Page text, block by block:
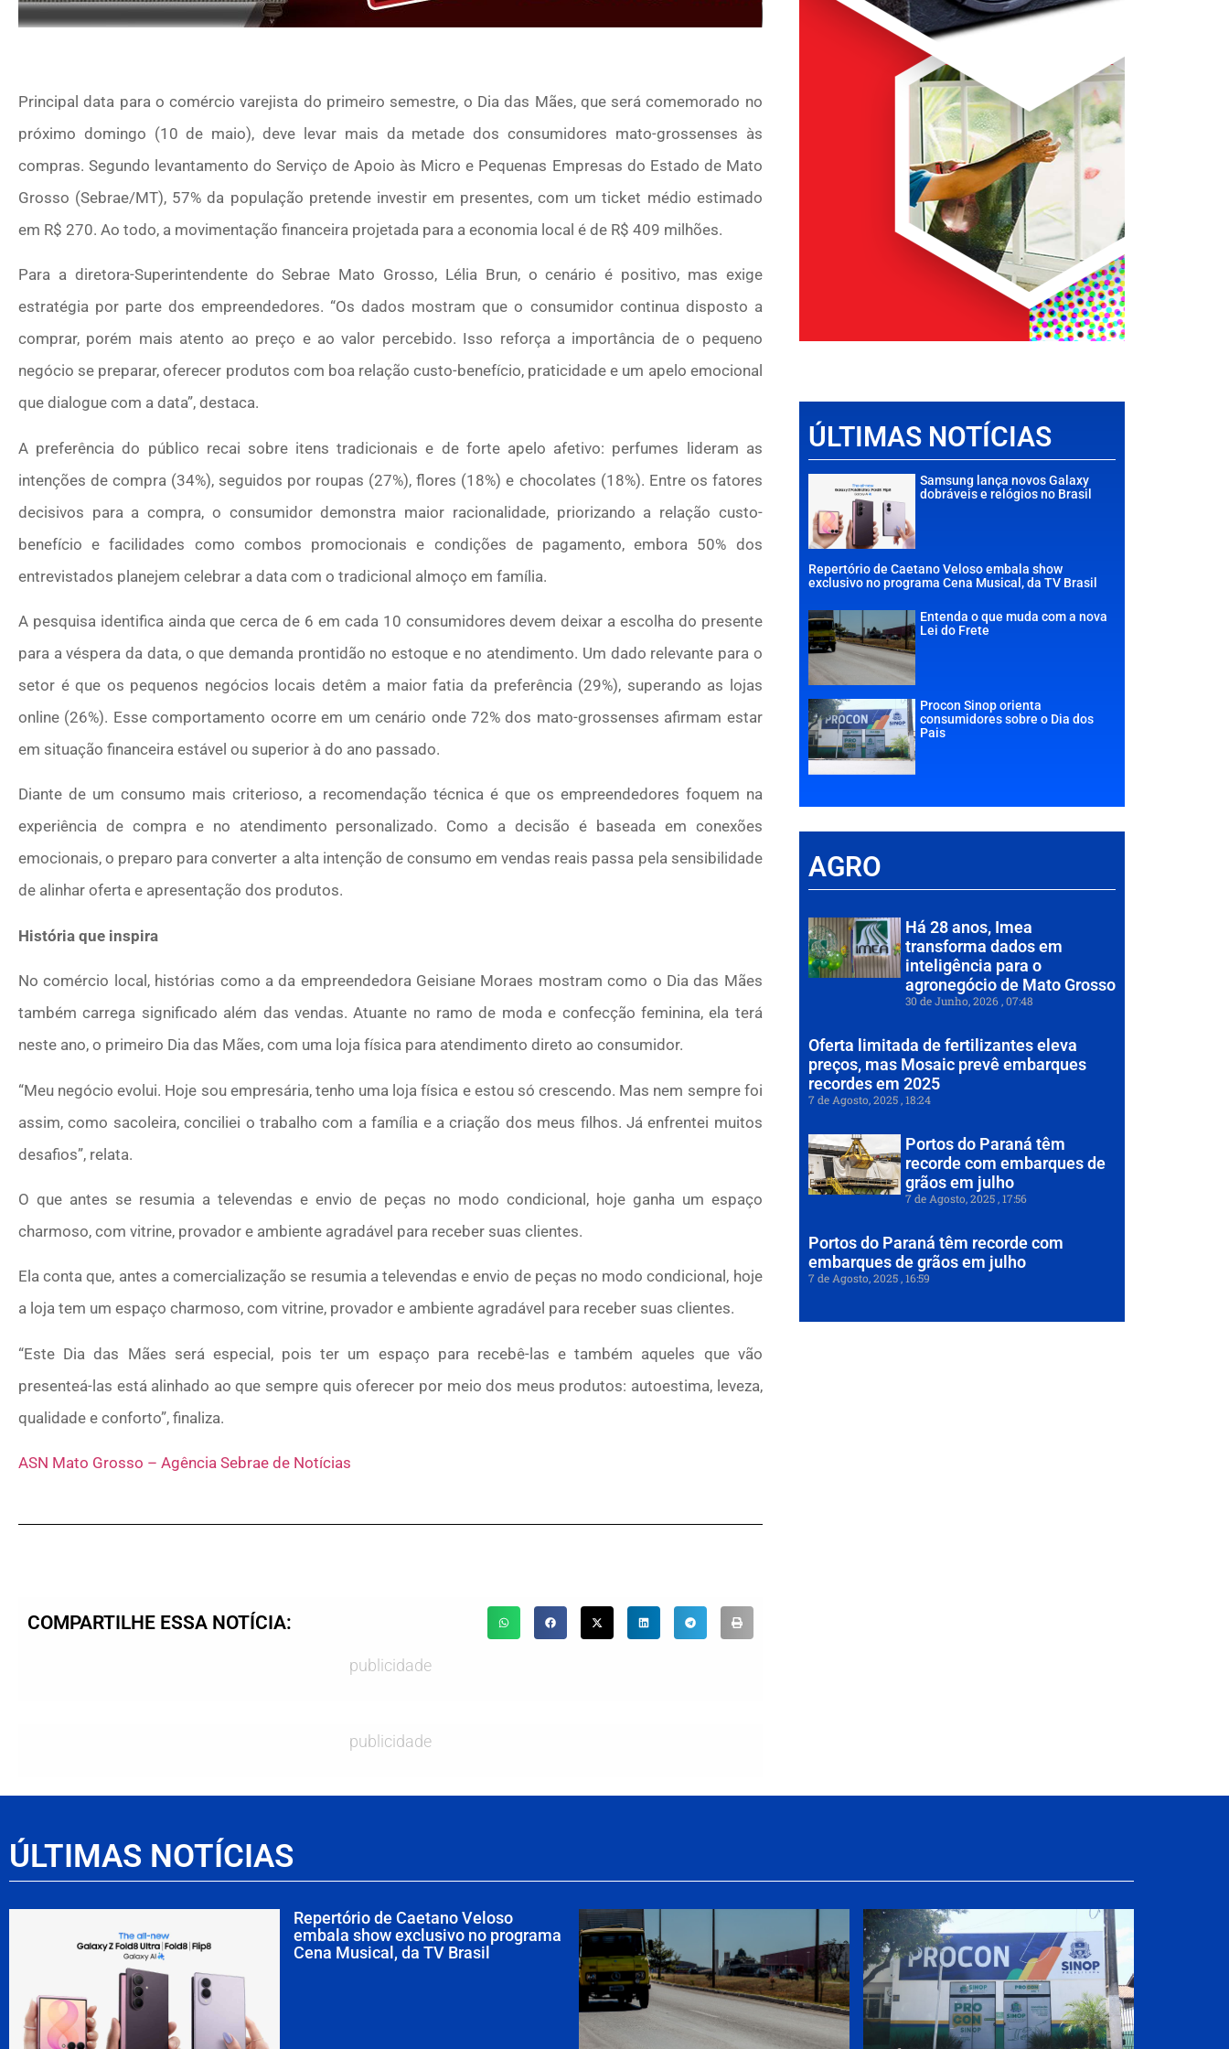
Principal data para o comércio varejista do primeiro semestre, o Dia das Mães, que será comemorado no
próximo domingo (10 de maio), deve levar mais da metade dos consumidores mato-grossenses às
compras. Segundo levantamento do Serviço de Apoio às Micro e Pequenas Empresas do Estado de Mato
Grosso (Sebrae/MT), 57% da população pretende investir em presentes, com um ticket médio estimado
em R$ 270. Ao todo, a movimentação financeira projetada para a economia local é de R$ 409 milhões.
Para a diretora-Superintendente do Sebrae Mato Grosso, Lélia Brun, o cenário é positivo, mas exige
estratégia por parte dos empreendedores. “Os dados mostram que o consumidor continua disposto a
comprar, porém mais atento ao preço e ao valor percebido. Isso reforça a importância de o pequeno
negócio se preparar, oferecer produtos com boa relação custo-benefício, praticidade e um apelo emocional
que dialogue com a data”, destaca.
A preferência do público recai sobre itens tradicionais e de forte apelo afetivo: perfumes lideram as
intenções de compra (34%), seguidos por roupas (27%), flores (18%) e chocolates (18%). Entre os fatores
decisivos para a compra, o consumidor demonstra maior racionalidade, priorizando a relação custo-
benefício e facilidades como combos promocionais e condições de pagamento, embora 50% dos
entrevistados planejem celebrar a data com o tradicional almoço em família.
A pesquisa identifica ainda que cerca de 6 em cada 10 consumidores devem deixar a escolha do presente
para a véspera da data, o que demanda prontidão no estoque e no atendimento. Um dado relevante para o
setor é que os pequenos negócios locais detêm a maior fatia da preferência (29%), superando as lojas
online (26%). Esse comportamento ocorre em um cenário onde 72% dos mato-grossenses afirmam estar
em situação financeira estável ou superior à do ano passado.
Diante de um consumo mais criterioso, a recomendação técnica é que os empreendedores foquem na
experiência de compra e no atendimento personalizado. Como a decisão é baseada em conexões
emocionais, o preparo para converter a alta intenção de consumo em vendas reais passa pela sensibilidade
de alinhar oferta e apresentação dos produtos.
História que inspira
No comércio local, histórias como a da empreendedora Geisiane Moraes mostram como o Dia das Mães
também carrega significado além das vendas. Atuante no ramo de moda e confecção feminina, ela terá
neste ano, o primeiro Dia das Mães, com uma loja física para atendimento direto ao consumidor.
“Meu negócio evolui. Hoje sou empresária, tenho uma loja física e estou só crescendo. Mas nem sempre foi
assim, como sacoleira, conciliei o trabalho com a família e a criação dos meus filhos. Já enfrentei muitos
desafios”, relata.
O que antes se resumia a televendas e envio de peças no modo condicional, hoje ganha um espaço
charmoso, com vitrine, provador e ambiente agradável para receber suas clientes.
Ela conta que, antes a comercialização se resumia a televendas e envio de peças no modo condicional, hoje
a loja tem um espaço charmoso, com vitrine, provador e ambiente agradável para receber suas clientes.
“Este Dia das Mães será especial, pois ter um espaço para recebê-las e também aqueles que vão
presenteá-las está alinhado ao que sempre quis oferecer por meio dos meus produtos: autoestima, leveza,
qualidade e conforto”, finaliza.
ASN Mato Grosso – Agência Sebrae de Notícias
COMPARTILHE ESSA NOTÍCIA:
publicidade
publicidade
ÚLTIMAS NOTÍCIAS
Samsung lança novos Galaxy
dobráveis e relógios no Brasil
Repertório de Caetano Veloso embala show
exclusivo no programa Cena Musical, da TV Brasil
Entenda o que muda com a nova
Lei do Frete
Procon Sinop orienta
consumidores sobre o Dia dos
Pais
AGRO
Há 28 anos, Imea
transforma dados em
inteligência para o
agronegócio de Mato Grosso
30 de Junho, 2026 07:48
Oferta limitada de fertilizantes eleva
preços, mas Mosaic prevê embarques
recordes em 2025
7 de Agosto, 2025 18:24
Portos do Paraná têm
recorde com embarques de
grãos em julho
7 de Agosto, 2025 17:56
Portos do Paraná têm recorde com
embarques de grãos em julho
7 de Agosto, 2025 16:59
ÚLTIMAS NOTÍCIAS
Repertório de Caetano Veloso
embala show exclusivo no programa
Cena Musical, da TV Brasil